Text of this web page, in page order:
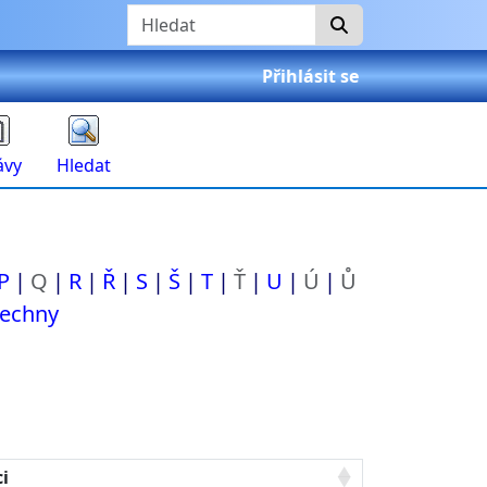
Hledat
Přihlásit se
Hledat
Q R Ř S Š T Ť U Ú
Ů